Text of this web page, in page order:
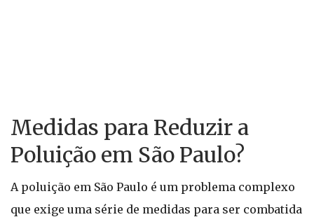
Medidas para Reduzir a
Poluição em São Paulo?
A poluição em São Paulo é um problema complexo
que exige uma série de medidas para ser combatida